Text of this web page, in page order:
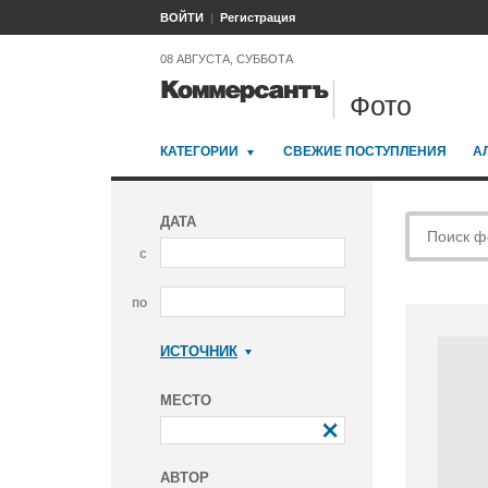
ВОЙТИ Регистрация
08 АВГУСТА, СУББОТА
Фото
КАТЕГОРИИ СВЕЖИЕ ПОСТУПЛЕНИЯ
ДАТА
с
по
ИСТОЧНИК
МЕСТО
АВТОР